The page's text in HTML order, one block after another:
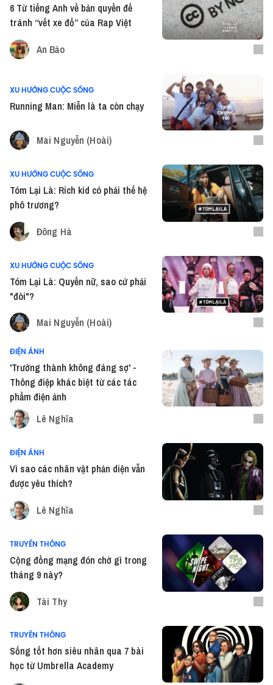
6 Từ tiếng Anh về bản quyền để
tránh “vết xe đổ” của Rap Việt
An Bảo
XU HƯỚNG CUỘC SỐNG
Running Man: Miễn là ta còn chạy
Mai Nguyễn (Hoài)
XU HƯỚNG CUỘC SỐNG
Tóm Lại Là: Rich kid có phải thế hệ
phô trương?
Đông Hà
XU HƯỚNG CUỘC SỐNG
Tóm Lại Là: Quyền nữ, sao cứ phải
"đòi"?
Mai Nguyễn (Hoài)
ĐIỆN ẢNH
'Trưởng thành không đáng sợ' -
Thông điệp khác biệt từ các tác
phẩm điện ảnh
Lê Nghĩa
ĐIỆN ẢNH
Vì sao các nhân vật phản diện vẫn
được yêu thích?
Lê Nghĩa
TRUYỀN THÔNG
Cộng đồng mạng đón chờ gì trong
tháng 9 này?
Tài Thy
TRUYỀN THÔNG
Sống tốt hơn siêu nhân qua 7 bài
học từ Umbrella Academy